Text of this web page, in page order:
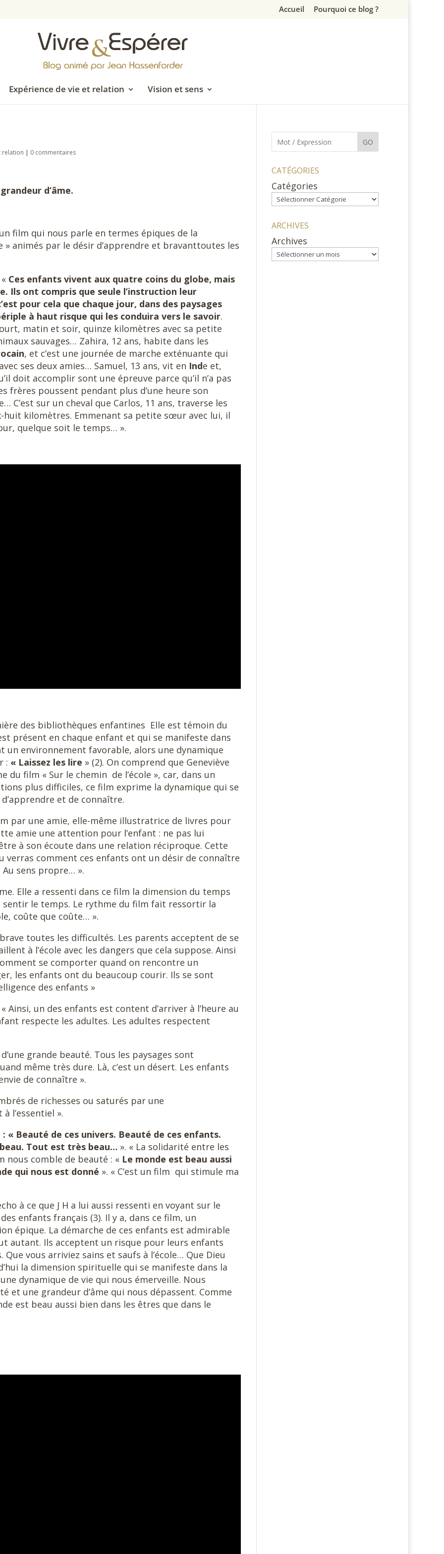
Accueil Pourquoi ce blog ?
Expérience de vie et relation Vision et sens
relation | 0 commentaires
d’âme.
un film qui nous parle en termes épiques de la
» animés par le désir d’apprendre et bravanttoutes les
Ces enfants vivent aux quatre coins du globe, mais
Ils ont compris que seule l’instruction leur
pour cela que chaque jour, dans des paysages
à haut risque qui les conduira vers le savoir.
matin et soir, quinze kilomètres avec sa petite
sauvages… Zahira, 12 ans, habite dans les
, et c’est une journée de marche exténuante qui
ses deux amies… Samuel, 13 ans, vit en Inde et,
doit accomplir sont une épreuve parce qu’il n’a pas
frères poussent pendant plus d’une heure son
C’est sur un cheval que Carlos, 11 ans, traverse les
kilomètres. Emmenant sa petite sœur avec lui, il
quelque soit le temps… ».
des bibliothèques enfantines Elle est témoin du
présent en chaque enfant et qui se manifeste dans
un environnement favorable, alors une dynamique
: « Laissez les lire » (2). On comprend que Geneviève
du film « Sur le chemin de l’école », car, dans un
plus difficiles, ce film exprime la dynamique qui se
et de connaître.
par une amie, elle-même illustratrice de livres pour
amie une attention pour l’enfant : ne pas lui
à son écoute dans une relation réciproque. Cette
verras comment ces enfants ont un désir de connaître
sens propre… ».
Elle a ressenti dans ce film la dimension du temps
sentir le temps. Le rythme du film fait ressortir la
coûte que coûte… ».
toutes les difficultés. Les parents acceptent de se
à l’école avec les dangers que cela suppose. Ainsi
se comporter quand on rencontre un
les enfants ont du beaucoup courir. Ils se sont
des enfants »
Ainsi, un des enfants est content d’arriver à l’heure au
respecte les adultes. Les adultes respectent
grande beauté. Tous les paysages sont
même très dure. Là, c’est un désert. Les enfants
de connaître ».
de richesses ou saturés par une
l’essentiel ».
« Beauté de ces univers. Beauté de ces enfants.
Tout est très beau… ». « La solidarité entre les
nous comble de beauté : « Le monde est beau aussi
qui nous est donné ». « C’est un film qui stimule ma
à ce que J H a lui aussi ressenti en voyant sur le
enfants français (3). Il y a, dans ce film, un
épique. La démarche de ces enfants est admirable
autant. Ils acceptent un risque pour leurs enfants
vous arriviez sains et saufs à l’école… Que Dieu
la dimension spirituelle qui se manifeste dans la
dynamique de vie qui nous émerveille. Nous
et une grandeur d’âme qui nous dépassent. Comme
est beau aussi bien dans les êtres que dans le
GO
CATÉGORIES
Catégories
ARCHIVES
Archives